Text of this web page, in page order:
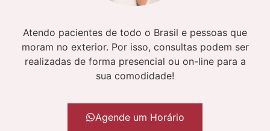
Atendo pacientes de todo o Brasil e pessoas que
moram no exterior. Por isso, consultas podem ser
realizadas de forma presencial ou on-line para a
sua comodidade!
Agende um Horário